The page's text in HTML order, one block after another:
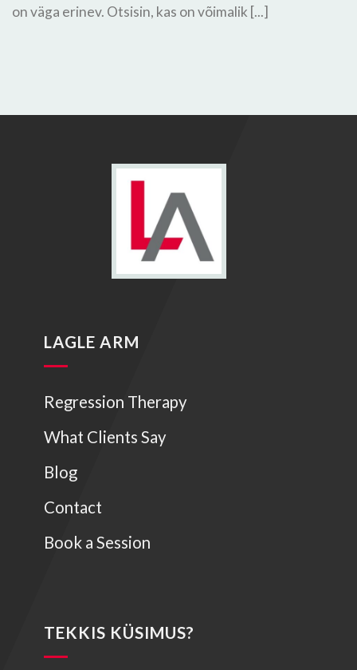
on väga erinev. Otsisin, kas on võimalik [...]
LAGLE ARM
Regression Therapy
What Clients Say
Blog
Contact
Book a Session
TEKKIS KÜSIMUS?